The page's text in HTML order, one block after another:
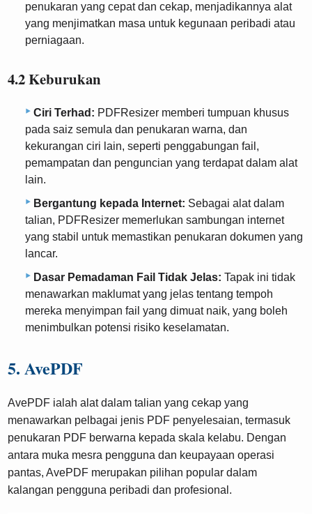
penukaran yang cepat dan cekap, menjadikannya alat
yang menjimatkan masa untuk kegunaan peribadi atau
perniagaan.
4.2 Keburukan
Ciri Terhad: PDFResizer memberi tumpuan khusus
pada saiz semula dan penukaran warna, dan
kekurangan ciri lain, seperti penggabungan fail,
pemampatan dan penguncian yang terdapat dalam alat
lain.
Bergantung kepada Internet: Sebagai alat dalam
talian, PDFResizer memerlukan sambungan internet
yang stabil untuk memastikan penukaran dokumen yang
lancar.
Dasar Pemadaman Fail Tidak Jelas: Tapak ini tidak
menawarkan maklumat yang jelas tentang tempoh
mereka menyimpan fail yang dimuat naik, yang boleh
menimbulkan potensi risiko keselamatan.
5. AvePDF
AvePDF ialah alat dalam talian yang cekap yang
menawarkan pelbagai jenis PDF penyelesaian, termasuk
penukaran PDF berwarna kepada skala kelabu. Dengan
antara muka mesra pengguna dan keupayaan operasi
pantas, AvePDF merupakan pilihan popular dalam
kalangan pengguna peribadi dan profesional.